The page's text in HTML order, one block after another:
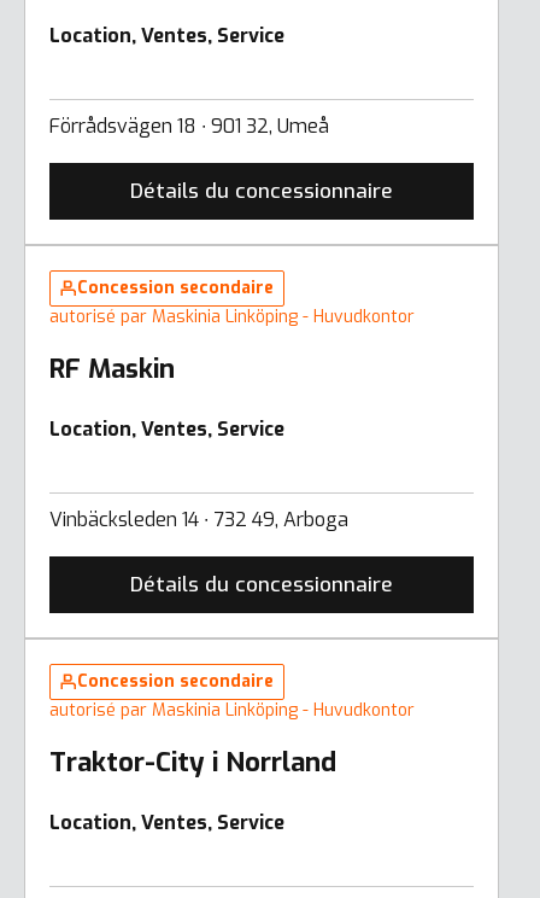
Location, Ventes, Service
Förrådsvägen 18 ∙ 901 32, Umeå
Détails du concessionnaire
Concession secondaire
autorisé par Maskinia Linköping - Huvudkontor
RF Maskin
Location, Ventes, Service
Vinbäcksleden 14 ∙ 732 49, Arboga
Détails du concessionnaire
Concession secondaire
autorisé par Maskinia Linköping - Huvudkontor
Traktor-City i Norrland
Location, Ventes, Service